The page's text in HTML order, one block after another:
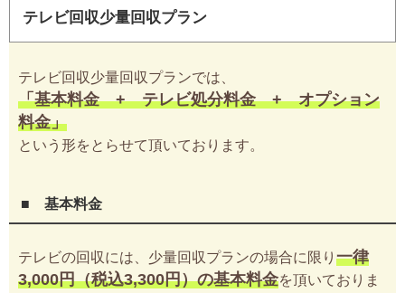
テレビ回収少量回収プラン
テレビ回収少量回収プランでは、
「基本料金 + テレビ処分料金 + オプション
料金」
という形をとらせて頂いております。
■ 基本料金
テレビの回収には、少量回収プランの場合に限り 一律
3,000円（税込3,300円）の基本料金を頂いておりま